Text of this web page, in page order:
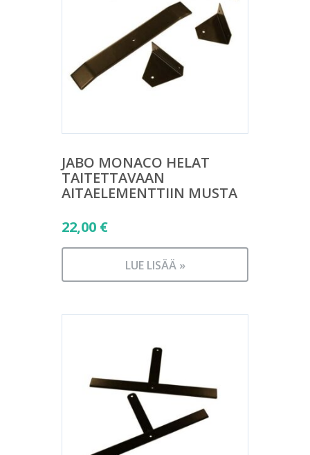
JABO MONACO HELAT
TAITETTAVAAN
AITAELEMENTTIIN MUSTA
22,00 €
LUE LISÄÄ »